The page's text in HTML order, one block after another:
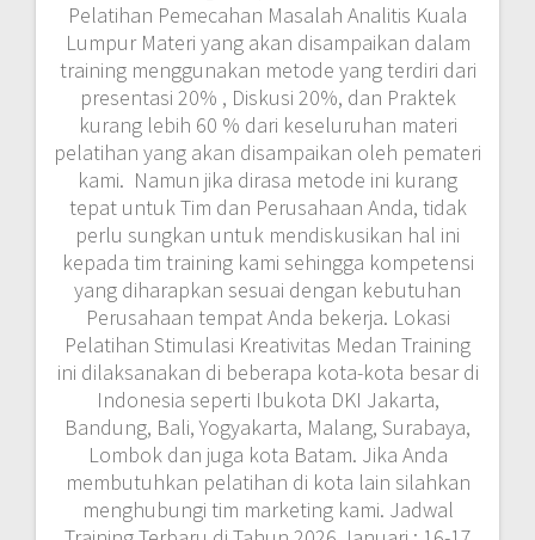
Pelatihan Pemecahan Masalah Analitis Kuala
Lumpur Materi yang akan disampaikan dalam
training menggunakan metode yang terdiri dari
presentasi 20% , Diskusi 20%, dan Praktek
kurang lebih 60 % dari keseluruhan materi
pelatihan yang akan disampaikan oleh pemateri
kami. Namun jika dirasa metode ini kurang
tepat untuk Tim dan Perusahaan Anda, tidak
perlu sungkan untuk mendiskusikan hal ini
kepada tim training kami sehingga kompetensi
yang diharapkan sesuai dengan kebutuhan
Perusahaan tempat Anda bekerja. Lokasi
Pelatihan Stimulasi Kreativitas Medan Training
ini dilaksanakan di beberapa kota-kota besar di
Indonesia seperti Ibukota DKI Jakarta,
Bandung, Bali, Yogyakarta, Malang, Surabaya,
Lombok dan juga kota Batam. Jika Anda
membutuhkan pelatihan di kota lain silahkan
menghubungi tim marketing kami. Jadwal